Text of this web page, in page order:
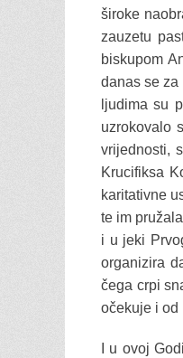
široke
zauzetu
biskupom
danas se
ljudima su
uzrokovalo
vrijednosti,
Krucifiksa
karitativne
te im
i u jeki
organizira
čega crpi
očekuje i od
I u ovoj